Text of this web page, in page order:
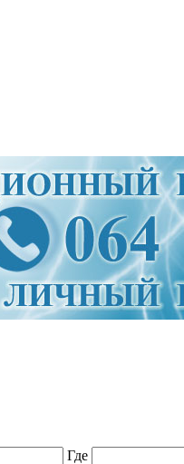
Где